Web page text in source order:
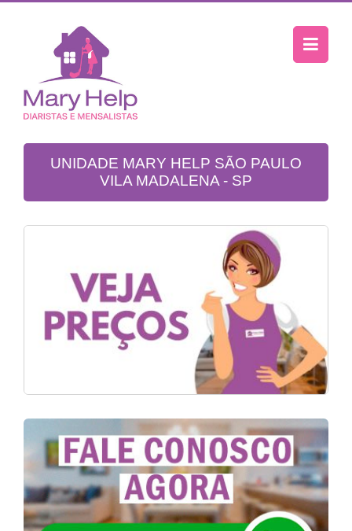
UNIDADE MARY HELP SÃO PAULO
VILA MADALENA - SP